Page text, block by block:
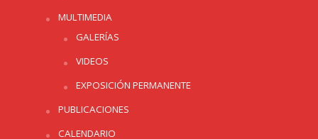
MULTIMEDIA
GALERÍAS
VIDEOS
EXPOSICIÓN PERMANENTE
PUBLICACIONES
CALENDARIO